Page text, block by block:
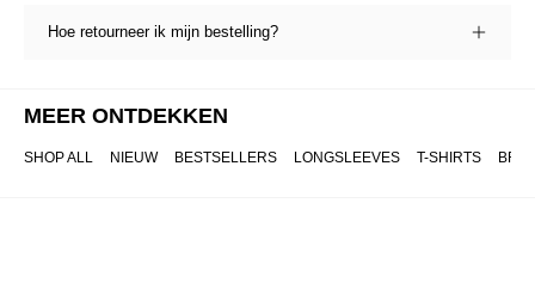
Hoe retourneer ik mijn bestelling?
MEER ONTDEKKEN
SHOP ALL NIEUW BESTSELLERS LONGSLEEVES T-SHIRTS